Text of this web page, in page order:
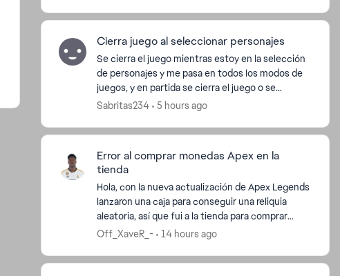
Cierra juego al seleccionar personajes
Se cierra el juego mientras estoy en la selección
de personajes y me pasa en todos los modos de
juegos, y en partida se cierra el juego o se
congela y tengo que cerrar el juego para poderlo
Sabritas234 5 hours ago
Error al comprar monedas Apex en la
tienda
Hola, con la nueva actualización de Apex Legends
lanzaron una caja para conseguir una reliquia
aleatoria, así que fui a la tienda para comprar
monedas Apex. Sin embargo, no me permite
Off_XaveR_- 14 hours ago